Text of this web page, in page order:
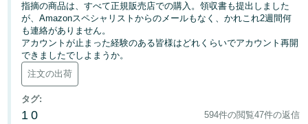
Deutsch
- DE
Español
- ES
Français
指摘の商品は、すべて正規販売店での購入。領収書も提出しました
が、Amazonスペシャリストからのメールもなく、かれこれ2週間何
も連絡がありません。
アカウントが止まった経験のある皆様はどれくらいでアカウント再開
できましたでしよまうか。
注文の出荷
タグ:
1 0 594件の閲覧47件の返信